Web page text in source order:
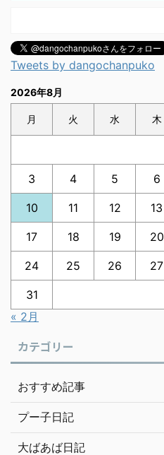
Tweets by dangochanpuko
2026年8月
月 火 水 木
3 4 5 6
10 11 12 13
17 18 19 20
24 25 26 27
31
« 2月
カテゴリー
おすすめ記事
プー子日記
大ばあば日記